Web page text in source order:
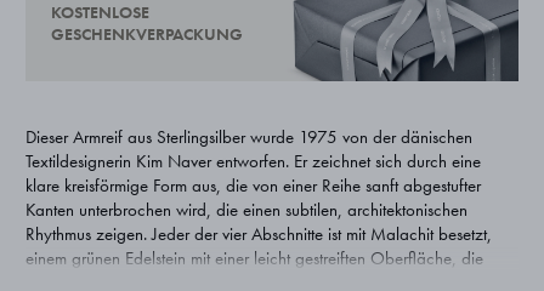
KOSTENLOSE
GESCHENKVERPACKUNG
Dieser Armreif aus Sterlingsilber wurde 1975 von der dänischen
Textildesignerin Kim Naver entworfen. Er zeichnet sich durch eine
klare kreisförmige Form aus, die von einer Reihe sanft abgestufter
Kanten unterbrochen wird, die einen subtilen, architektonischen
Rhythmus zeigen. Jeder der vier Abschnitte ist mit Malachit besetzt,
einem grünen Edelstein mit einer leicht gestreiften Oberfläche, die